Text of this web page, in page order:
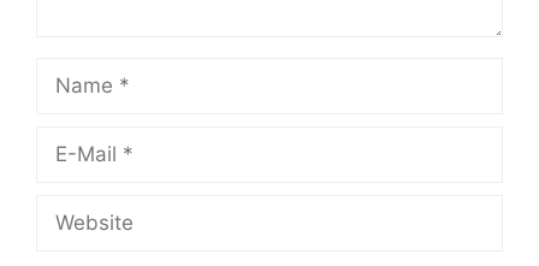
Name
Website